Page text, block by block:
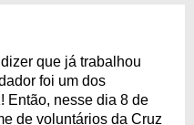
que já trabalhou
foi um dos
Então, nesse dia 8 de
de voluntários da Cruz